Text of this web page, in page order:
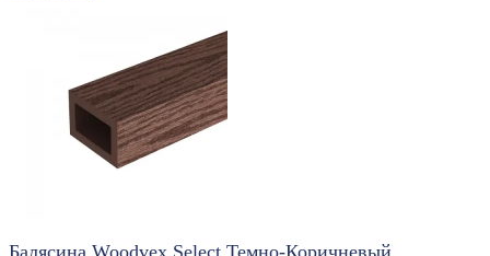
избранное сравнить
Балясина Woodvex Select Темно-Коричневый